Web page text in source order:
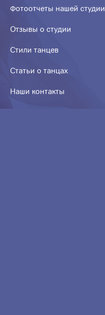
Фотоотчеты нашей студии
Отзывы о студии
Стили танцев
Статьи о танцах
Наши контакты